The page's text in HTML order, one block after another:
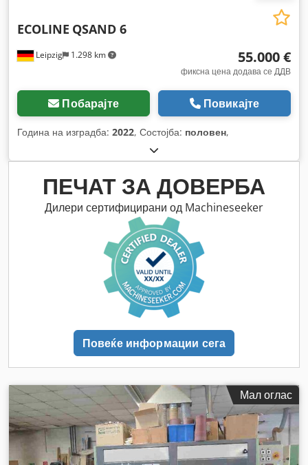
Leipzig 1.298 km
ECOLINE QSAND 6
55.000 €
фиксна цена додава се ДДВ
Побарајте Повикајте
Година на изградба: 2022, Состојба: половен,
ПЕЧАТ ЗА ДОВЕРБА
Дилери сертифицирани од Machineseeker
Повеќе информации сега
Мал оглас